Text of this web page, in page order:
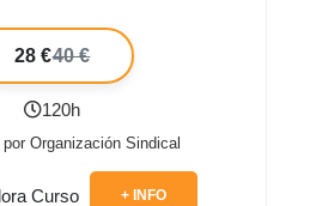
28 €40 €
120h
Organización Sindical
+ INFO